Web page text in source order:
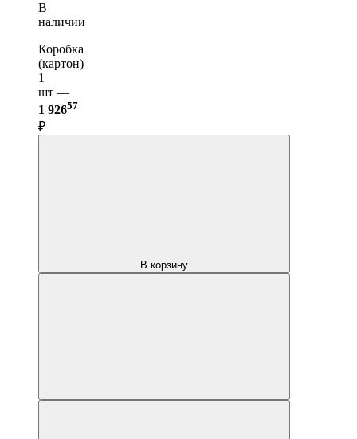
В
наличии
Коробка
(картон)
1
шт —
1 92657
₽
В корзину